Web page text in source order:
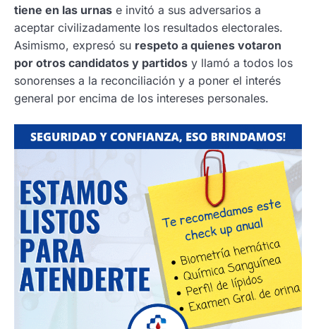
tiene en las urnas e invitó a sus adversarios a
aceptar civilizadamente los resultados electorales.
Asimismo, expresó su respeto a quienes votaron
por otros candidatos y partidos y llamó a todos los
sonorenses a la reconciliación y a poner el interés
general por encima de los intereses personales.